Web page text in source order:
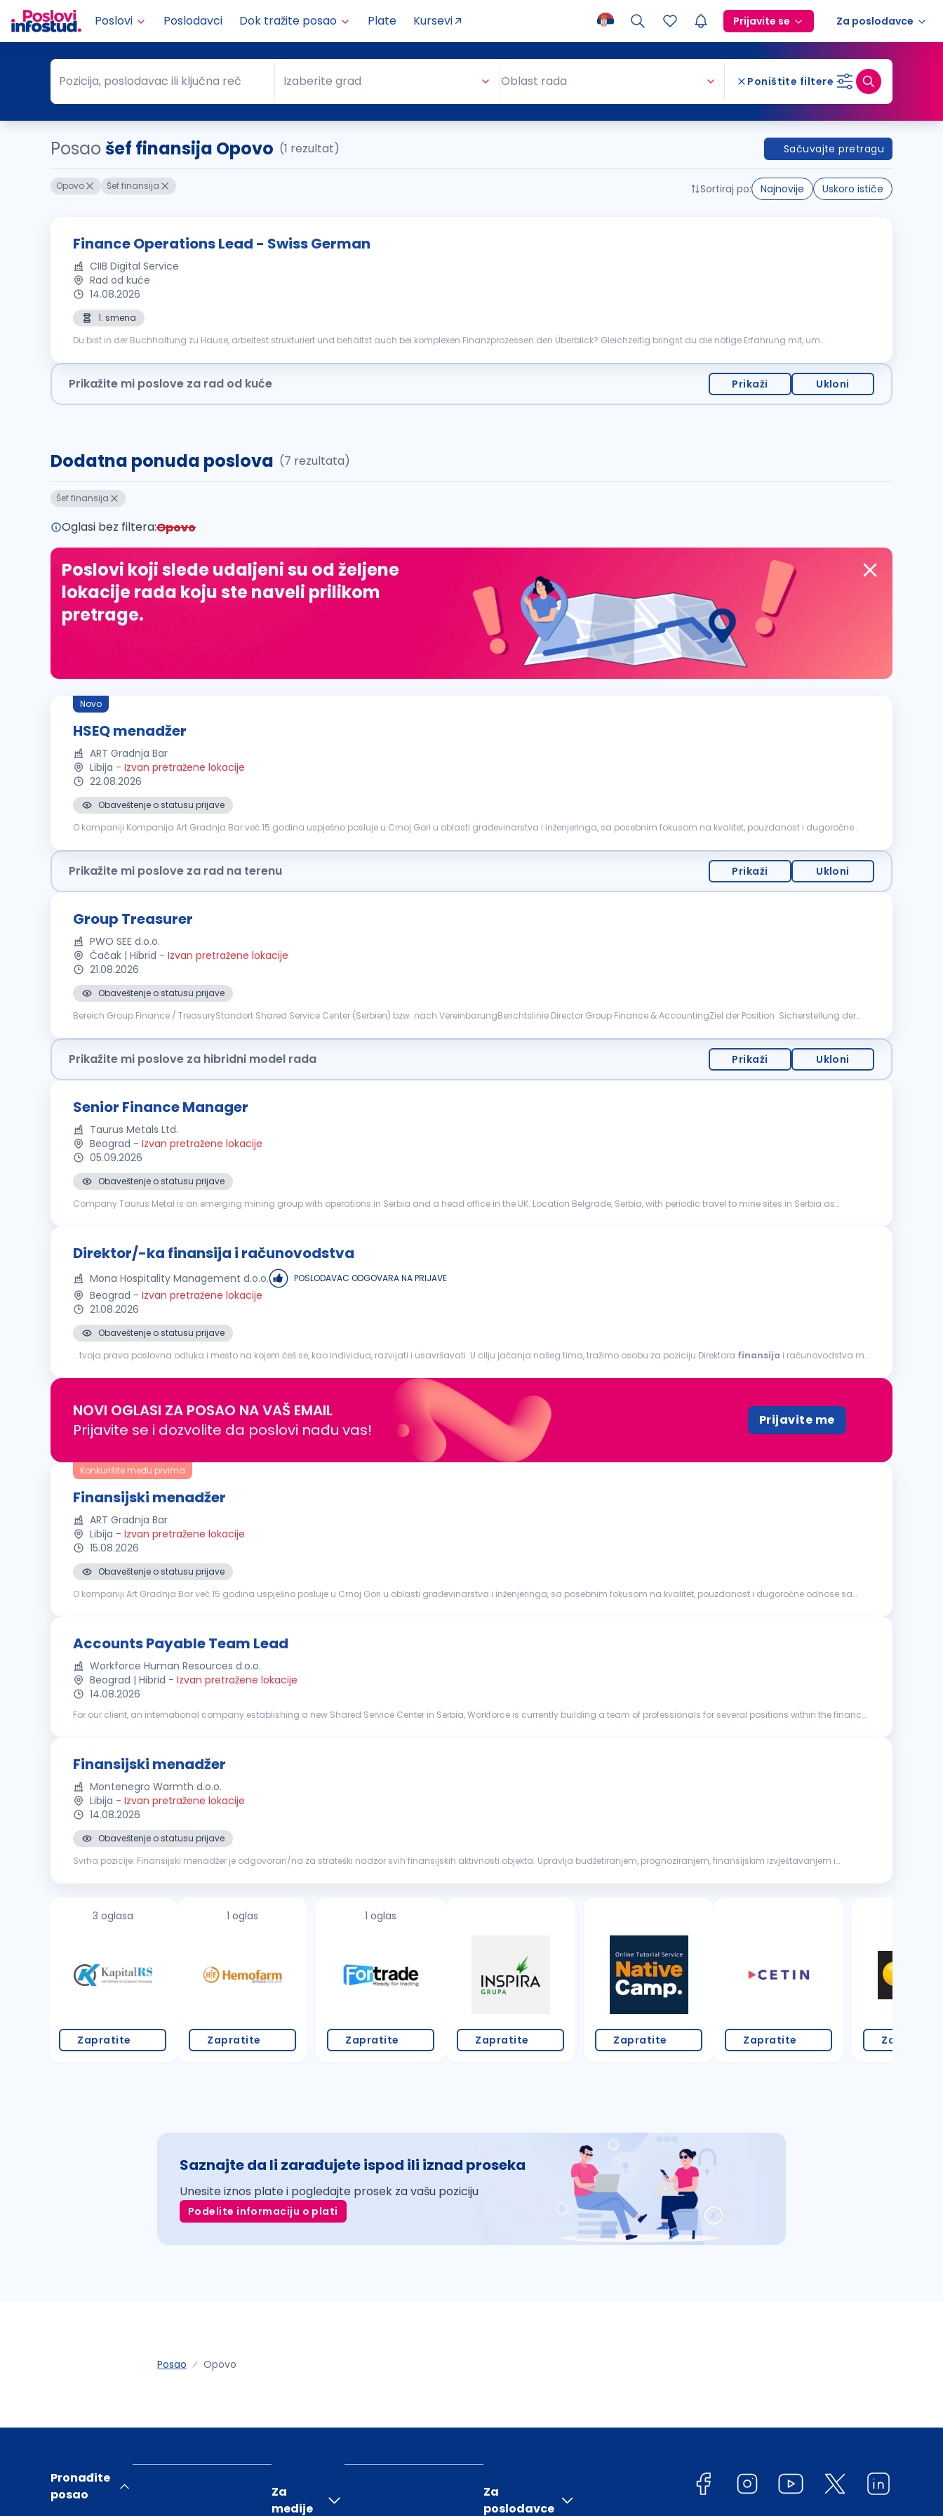
Poslovi Poslodavci Dok tražite posao Plate Kursevi Prijavite se Za poslodavce
Pozicija, poslodavac ili ključna reč
Pozicija, poslodavac ili ključna reč Grad
Izaberite grad Oblast rada Poništite filtere
Posao šef finansija Opovo (1 rezultat) Sačuvajte pretragu
Opovo Šef finansija Sortiraj po: Najnovije Uskoro ističe
Finance Operations Lead - Swiss German
CIIB Digital Service
Rad od kuće
14.08.2026
1. smena
Du bist in der Buchhaltung zu Hause, arbeitest strukturiert und behältst auch bei komplexen Finanzprozessen den Überblick? Gleichzeitig bringst du die nötige Erfahrung mit, um
Prikažite mi poslove za rad od kuće Prikaži Ukloni
Dodatna ponuda poslova (7 rezultata)
Šef finansija
Oglasi bez filtera:Opovo
Poslovi koji slede udaljeni su od željene
lokacije rada koju ste naveli prilikom
pretrage.
Novo
HSEQ menadžer
ART Gradnja Bar
Libija - Izvan pretražene lokacije
22.08.2026
Obaveštenje o statusu prijave
O kompaniji Kompanija Art Gradnja Bar već 15 godina uspješno posluje u Crnoj Gori u oblasti građevinarstva i inženjeringa, sa posebnim fokusom na kvalitet, pouzdanost i dugoročne
Prikažite mi poslove za rad na terenu Prikaži Ukloni
Group Treasurer
PWO SEE d.o.o.
Čačak | Hibrid - Izvan pretražene lokacije
21.08.2026
Obaveštenje o statusu prijave
Bereich Group Finance / TreasuryStandort Shared Service Center (Serbien) bzw. nach VereinbarungBerichtslinie Director Group Finance & AccountingZiel der Position Sicherstellung der
Prikažite mi poslove za hibridni model rada Prikaži Ukloni
Senior Finance Manager
Taurus Metals Ltd.
Beograd - Izvan pretražene lokacije
05.09.2026
Obaveštenje o statusu prijave
Company Taurus Metal is an emerging mining group with operations in Serbia and a head office in the UK. Location Belgrade, Serbia, with periodic travel to mine sites in Serbia as
Direktor/-ka finansija i računovodstva
Mona Hospitality Management d.o.o. POSLODAVAC ODGOVARA NA PRIJAVE
Beograd - Izvan pretražene lokacije
21.08.2026
Obaveštenje o statusu prijave
...tvoja prava poslovna odluka i mesto na kojem ćeš se, kao individua, razvijati i usavršavati. U cilju jačanja našeg tima, tražimo osobu za poziciju Direktora finansija i računovodstva m/
NOVI OGLASI ZA POSAO NA VAŠ EMAIL
Prijavite se i dozvolite da poslovi nađu vas!
Prijavite me
Konkurišite među prvima
Finansijski menadžer
ART Gradnja Bar
Libija - Izvan pretražene lokacije
15.08.2026
Obaveštenje o statusu prijave
O kompaniji Art Gradnja Bar već 15 godina uspješno posluje u Crnoj Gori u oblasti građevinarstva i inženjeringa, sa posebnim fokusom na kvalitet, pouzdanost i dugoročne odnose sa
Accounts Payable Team Lead
Workforce Human Resources d.o.o.
Beograd | Hibrid - Izvan pretražene lokacije
14.08.2026
For our client, an international company establishing a new Shared Service Center in Serbia, Workforce is currently building a team of professionals for several positions within the finance
Finansijski menadžer
Montenegro Warmth d.o.o.
Libija - Izvan pretražene lokacije
14.08.2026
Obaveštenje o statusu prijave
Svrha pozicije: Finansijski menadžer je odgovoran/na za strateški nadzor svih finansijskih aktivnosti objekta. Upravlja budžetiranjem, prognoziranjem, finansijskim izvještavanjem i
3 oglasa
Zapratite
1 oglas
Zapratite
1 oglas
Zapratite Zapratite Zapratite Zapratite Zapratite
Saznajte da li zarađujete ispod ili iznad proseka
Unesite iznos plate i pogledajte prosek za vašu poziciju
Podelite informaciju o plati
Posao Opovo
Pronađite
posao
Za
medije
Za
poslodavce